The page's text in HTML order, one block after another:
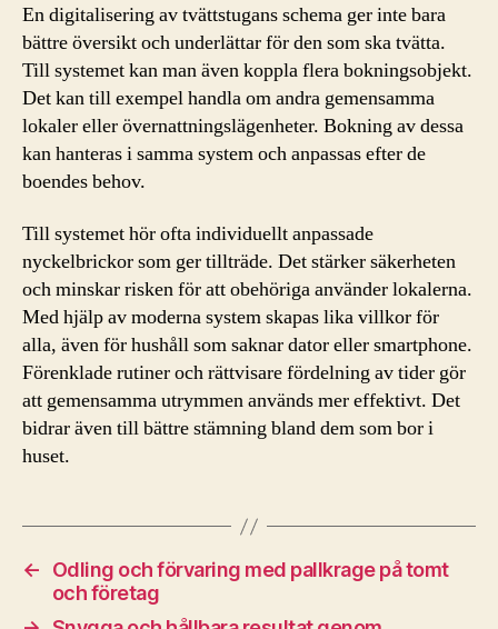
En digitalisering av tvättstugans schema ger inte bara
bättre översikt och underlättar för den som ska tvätta.
Till systemet kan man även koppla flera bokningsobjekt.
Det kan till exempel handla om andra gemensamma
lokaler eller övernattningslägenheter. Bokning av dessa
kan hanteras i samma system och anpassas efter de
boendes behov.
Till systemet hör ofta individuellt anpassade
nyckelbrickor som ger tillträde. Det stärker säkerheten
och minskar risken för att obehöriga använder lokalerna.
Med hjälp av moderna system skapas lika villkor för
alla, även för hushåll som saknar dator eller smartphone.
Förenklade rutiner och rättvisare fördelning av tider gör
att gemensamma utrymmen används mer effektivt. Det
bidrar även till bättre stämning bland dem som bor i
huset.
←
Odling och förvaring med pallkrage på tomt
och företag